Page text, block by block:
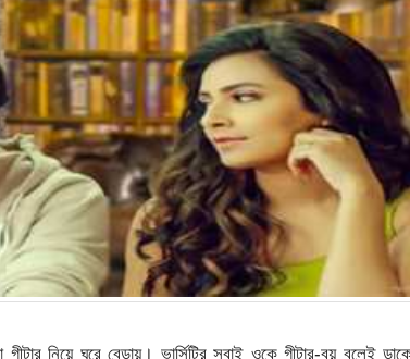
নিয়ে ঘুরে বেড়ায়। ভার্সিটির সবাই ওকে গীটার-বয় বলেই